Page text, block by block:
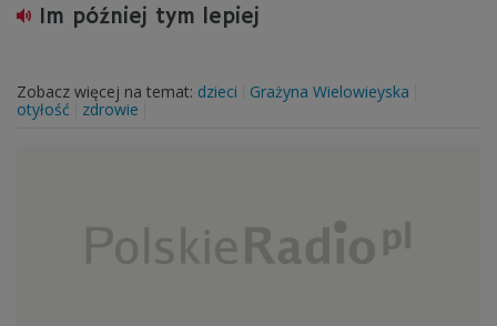
Im później tym lepiej
Zobacz więcej na temat: dzieci
Grażyna Wielowieyska
otyłość
zdrowie